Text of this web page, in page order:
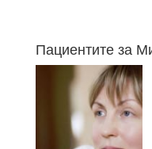
Пациентите за